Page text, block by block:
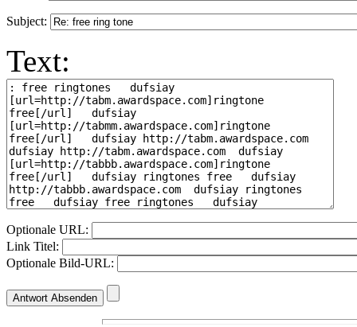
Subject:
Text:
Optionale URL:
Link Titel:
Optionale Bild-URL: